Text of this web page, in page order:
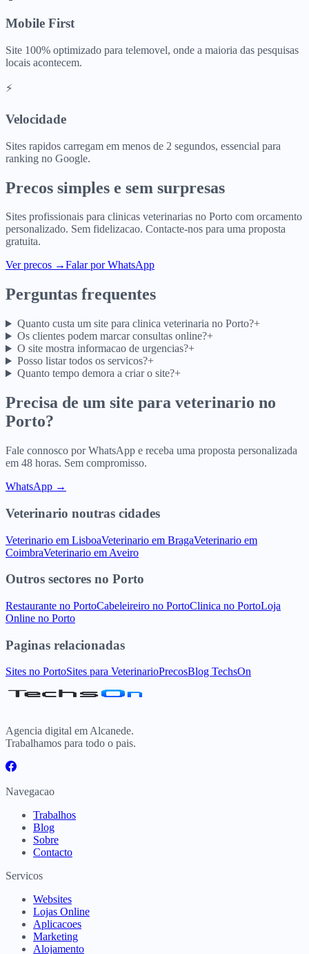
Mobile First
Site 100% optimizado para telemovel, onde a maioria das pesquisas
locais acontecem.
⚡
Velocidade
Sites rapidos carregam em menos de 2 segundos, essencial para
ranking no Google.
Precos simples e sem surpresas
Sites profissionais para clinicas veterinarias no Porto com orcamento
personalizado. Sem fidelizacao. Contacte-nos para uma proposta
gratuita.
Ver precos →Falar por WhatsApp
Perguntas frequentes
Quanto custa um site para clinica veterinaria no Porto?+
Os clientes podem marcar consultas online?+
O site mostra informacao de urgencias?+
Posso listar todos os servicos?+
Quanto tempo demora a criar o site?+
Precisa de um site para veterinario no
Porto?
Fale connosco por WhatsApp e receba uma proposta personalizada
em 48 horas. Sem compromisso.
WhatsApp →
Veterinario noutras cidades
Veterinario em LisboaVeterinario em BragaVeterinario em
CoimbraVeterinario em Aveiro
Outros sectores no Porto
Restaurante no PortoCabeleireiro no PortoClinica no PortoLoja
Online no Porto
Paginas relacionadas
Sites no PortoSites para VeterinarioPrecosBlog TechsOn
Agencia digital em Alcanede.
Trabalhamos para todo o pais.
Navegacao
Trabalhos
Blog
Sobre
Contacto
Servicos
Websites
Lojas Online
Aplicacoes
Marketing
Alojamento